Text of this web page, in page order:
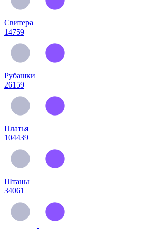
Свитера
14759
Рубашки
26159
Платья
104439
Штаны
34061